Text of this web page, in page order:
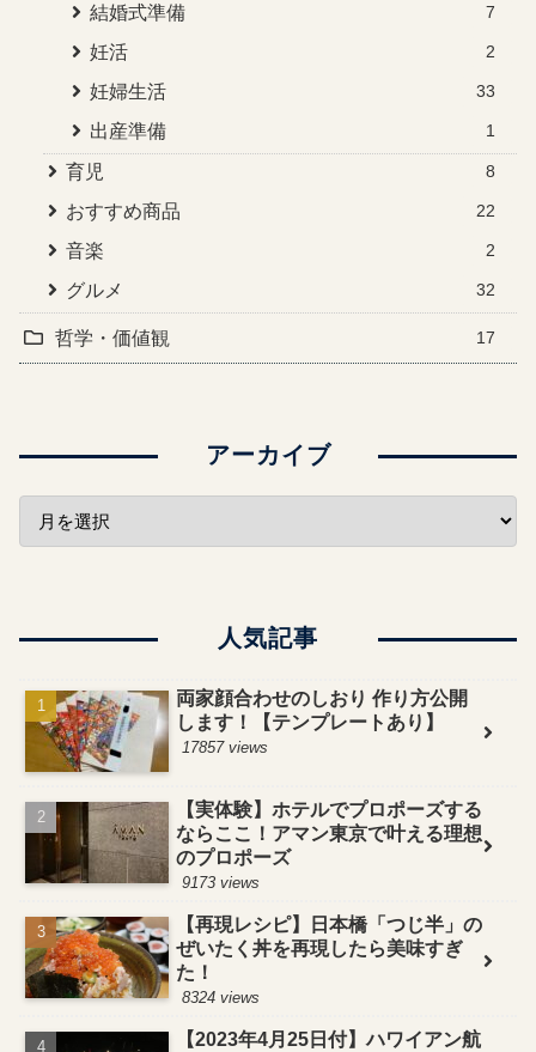
結婚式準備 7
妊活 2
妊婦生活 33
出産準備 1
育児 8
おすすめ商品 22
音楽 2
グルメ 32
哲学・価値観 17
アーカイブ
人気記事
両家顔合わせのしおり 作り方公開
します！【テンプレートあり】
17857 views
【実体験】ホテルでプロポーズする
ならここ！アマン東京で叶える理想
のプロポーズ
9173 views
【再現レシピ】日本橋「つじ半」の
ぜいたく丼を再現したら美味すぎ
た！
8324 views
【2023年4月25日付】ハワイアン航